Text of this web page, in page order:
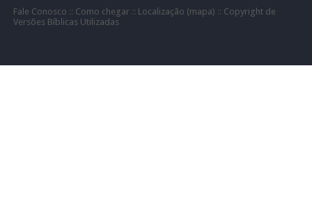
Fale Conosco :: Como chegar:: Localização (mapa) :: Copyright de
Versões Bíblicas Utilizadas